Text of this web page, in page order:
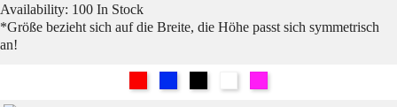
Availability: 100 In Stock
*Größe bezieht sich auf die Breite, die Höhe passt sich symmetrisch
an!